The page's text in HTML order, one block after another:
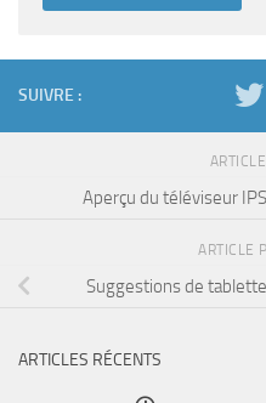
SUIVRE :
Aperçu du téléviseur
ARTICLE
Suggestions de
ARTICLES RÉCENTS